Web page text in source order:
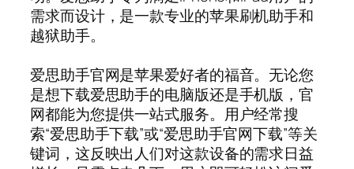
需求而设计，是一款专业的苹果刷机助手和
越狱助手。
爱思助手官网是苹果爱好者的福音。无论您
是想下载爱思助手的电脑版还是手机版，官
网都能为您提供一站式服务。用户经常搜
索“爱思助手下载”或“爱思助手官网下载”等关
键词，这反映出人们对这款设备的需求日益